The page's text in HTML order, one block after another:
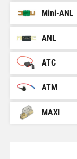
Mini-ANL
ANL
ATC
ATM
MAXI